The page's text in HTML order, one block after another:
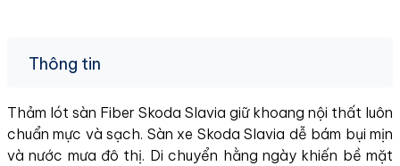
Thông tin
Thảm lót sàn Fiber Skoda Slavia giữ khoang nội thất luôn
chuẩn mực và sạch. Sàn xe Skoda Slavia dễ bám bụi mịn
và nước mưa đô thị. Di chuyển hằng ngày khiến bề mặt